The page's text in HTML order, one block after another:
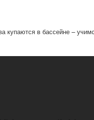
в бассейне –